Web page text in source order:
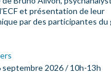
et présentation de leur
par des participantes du
septembre 2026 / 10h-13h